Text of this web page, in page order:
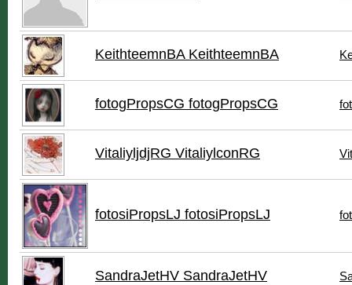
KeithteemnBA KeithteemnBA
fotogPropsCG fotogPropsCG
VitaliyljdjRG VitaliylconRG
fotosiPropsLJ fotosiPropsLJ
SandraJetHV SandraJetHV